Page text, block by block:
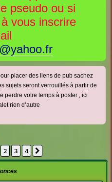
pseudo ou si
vous inscrire
placer des liens de pub sachez
sujets seront verrouillés à partir de
perdre votre temps à poster , ici
rien d’autre
2 3 4